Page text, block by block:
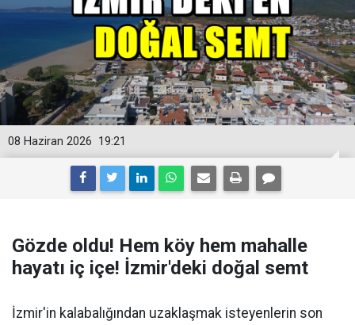
19:21
08 Haziran 2026
Gözde oldu! Hem köy hem mahalle
hayatı iç içe! İzmir'deki doğal semt
İzmir'in kalabalığından uzaklaşmak isteyenlerin son